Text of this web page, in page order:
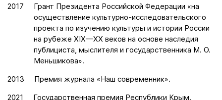
2017
Грант Президента Российской Федерации «на
осуществление культурно-исследовательского
проекта по изучению культуры и истории России
на рубеже XIX—XX веков на основе наследия
публициста, мыслителя и государственника М. О.
Меньшикова».
2013
Премия журнала «Наш современник».
2021
Государственная премия Республики Крым.